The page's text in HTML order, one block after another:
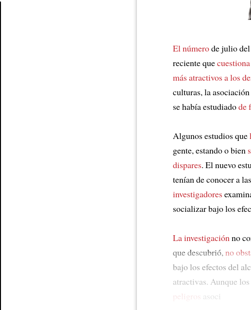
El númerode julio del
reciente quecuestiona
más atractivos a los
culturas, la
se había estudiadode
Algunos estudios que
gente, estando o bien
dispares. El nuevo
tenían de conocer a
investigadores
socializar bajo los
La investigaciónno
que descubrió,no
bajo los efectos del
atractivas. Aunque
peligros asoci